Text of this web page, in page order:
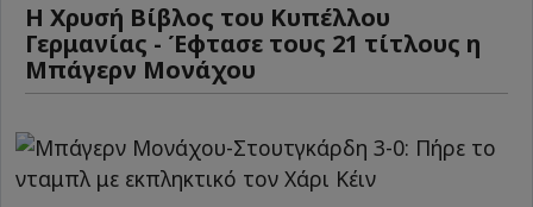
Η Χρυσή Βίβλος του Κυπέλλου
Γερμανίας - Έφτασε τους 21 τίτλους η
Μπάγερν Μονάχου